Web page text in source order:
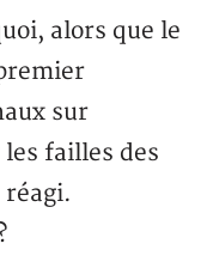
alors que le
sur
failles des
réagi.